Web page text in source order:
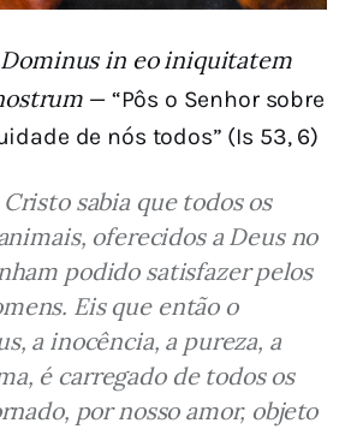
in eo iniquitatem
— “Pôs o Senhor sobre
de nós todos” (Is 53, 6)
Cristo sabia que todos os
oferecidos a Deus no
podido satisfazer pelos
Eis que então o
a inocência, a pureza, a
é carregado de todos os
por nosso amor, objeto